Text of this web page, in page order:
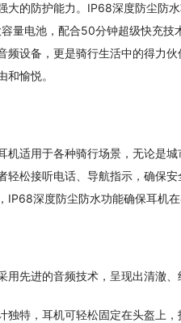
大的防护能力。IP68深度防尘防
量电池，配合50分钟超级快充技
频设备，更是骑行生活中的得力
和愉悦。
机适用于各种骑行场景，无论是
轻松接听电话、导航指示，确保
IP68深度防尘防水功能确保耳机
用先进的音频技术，呈现出清澈
独特，耳机可轻松固定在头盔上，